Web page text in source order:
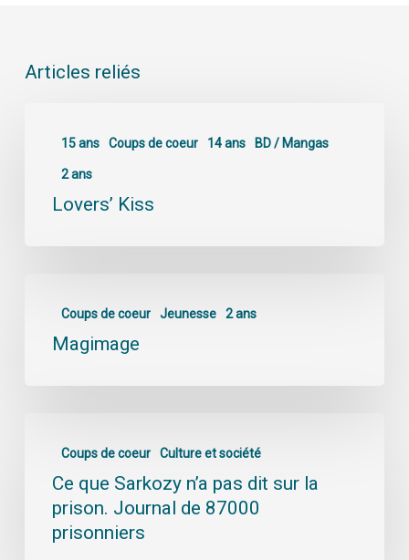
Articles reliés
15 ans Coups de coeur 14 ans BD / Mangas
2 ans
Lovers’ Kiss
Coups de coeur Jeunesse 2 ans
Magimage
Coups de coeur Culture et société
Ce que Sarkozy n’a pas dit sur la
prison. Journal de 87000
prisonniers